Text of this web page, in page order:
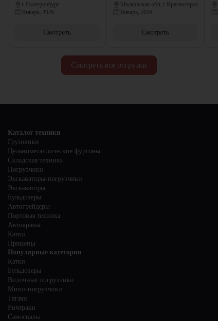
Смотреть все отгрузки
г Екатеринбург
Январь, 2026
Смотреть
Московская обл, г Красногорск
Январь, 2026
Смотреть
Каталог техники
Грузовики
Цельнометаллические фургоны
Складская техника
Погрузчики
Экскаваторы-погрузчики
Экскаваторы
Бульдозеры
Автогрейдеры
Портовая техника
Автокраны
Катки
Прицепы
Популярные категории
Катки
Бульдозеры
Вилочные погрузчики
Мини-погрузчики
Тягачи
Ричтраки
Самосвалы